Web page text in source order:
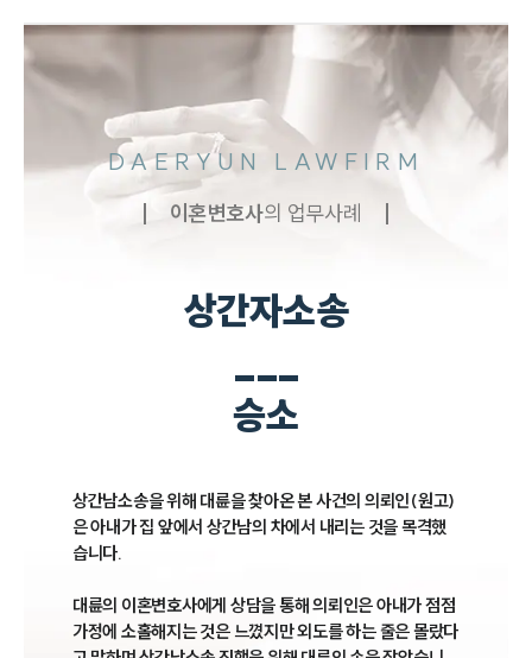
DAERYUN LAWFIRM
이혼변호사의 업무사례
상간자소송
___
승소
상간남소송을 위해 대륜을 찾아온 본 사건의 의뢰인(원고)
은 아내가 집 앞에서 상간남의 차에서 내리는 것을 목격했
습니다.
대륜의 이혼변호사에게 상담을 통해 의뢰인은 아내가 점점
가정에 소홀해지는 것은 느꼈지만 외도를 하는 줄은 몰랐다